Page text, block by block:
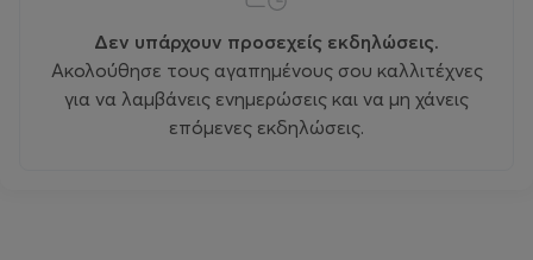
Δεν υπάρχουν προσεχείς εκδηλώσεις.
Ακολούθησε τους αγαπημένους σου καλλιτέχνες
για να λαμβάνεις ενημερώσεις και να μη χάνεις
επόμενες εκδηλώσεις.